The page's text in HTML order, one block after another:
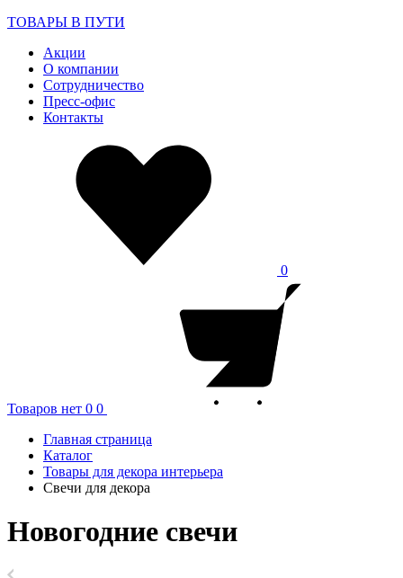
ТОВАРЫ В ПУТИ
Акции
О компании
Сотрудничество
Пресс-офис
Контакты
0
Товаров нет 0 0
Главная страница
Каталог
Товары для декора интерьера
Свечи для декора
Новогодние свечи